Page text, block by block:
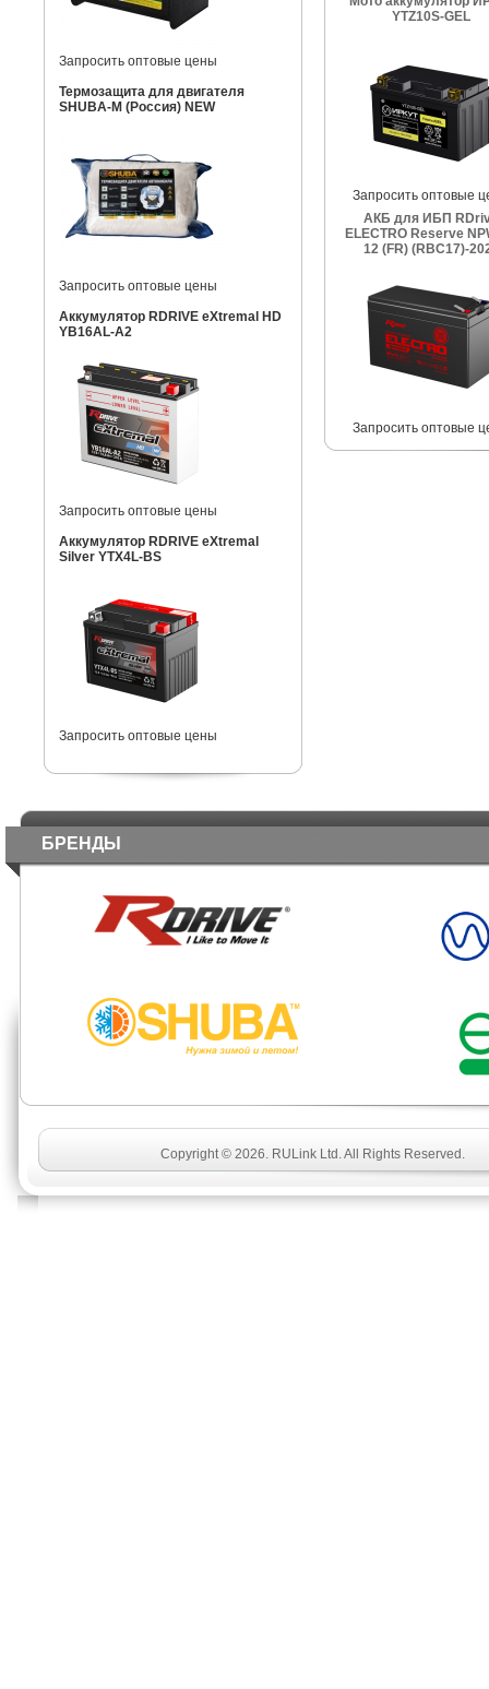
Запросить оптовые цены
Термозащита для двигателя
SHUBA-M (Россия) NEW
Запросить оптовые цены
Аккумулятор RDRIVE eXtremal HD
YB16AL-A2
Запросить оптовые цены
Аккумулятор RDRIVE eXtremal
Silver YTX4L-BS
Запросить оптовые цены
YTZ10S-GEL
Запросить оптовые
АКБ для ИБП
ELECTRO Reserve
12 (FR) (RBC17)-
Запросить оптовые
БРЕНДЫ
Copyright © 2026. RULink Ltd. All Rights Reserved.